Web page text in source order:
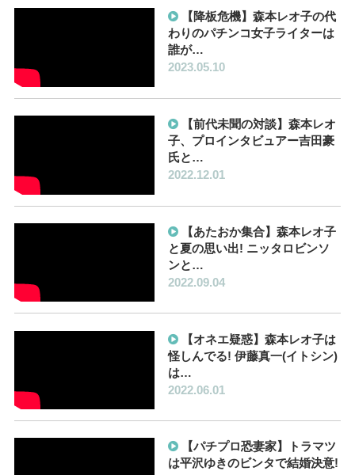
【降板危機】森本レオ子の代
わりのパチンコ女子ライターは
誰が…
2023.05.10
【前代未聞の対談】森本レオ
子、プロインタビュアー吉田豪
氏と…
2022.12.01
【あたおか集合】森本レオ子
と夏の思い出! ニッタロビンソ
ンと…
2022.09.04
【オネエ疑惑】森本レオ子は
怪しんでる! 伊藤真一(イトシン)
は…
2022.06.01
【パチプロ恐妻家】トラマツ
は平沢ゆきのビンタで結婚決意!